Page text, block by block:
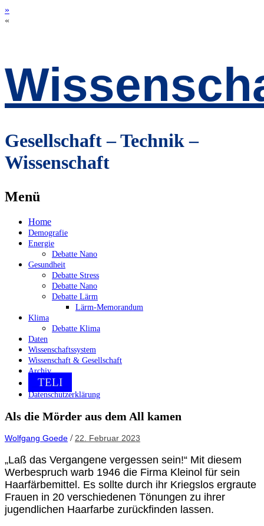
»
«
Gesellschaft – Technik –
Wissenschaft
Menü
Zum
Inhalt
springen
Home
Demografie
Energie
Debatte Nano
Gesundheit
Debatte Stress
Debatte Nano
Debatte Lärm
Lärm-Memorandum
Klima
Debatte Klima
Daten
Wissenschaftssystem
Wissenschaft & Gesellschaft
Archiv
TELI
Datenschutzerklärung
Als die Mörder aus dem All kamen
Wolfgang Goede /22. Februar 2023
„Laß das Vergangene vergessen sein!“ Mit diesem
Werbespruch warb 1946 die Firma Kleinol für sein
Haarfärbemittel. Es sollte durch ihr Kriegslos ergraute
Frauen in 20 verschiedenen Tönungen zu ihrer
jugendlichen Haarfarbe zurückfinden lassen.